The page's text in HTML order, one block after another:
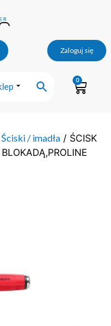
Zaloguj się
0
Ściski / imadła / ŚCISK